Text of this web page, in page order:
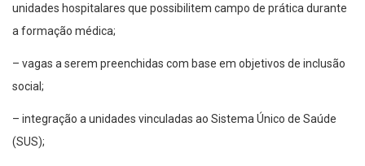
unidades hospitalares que possibilitem campo de prática durante
a formação médica;
– vagas a serem preenchidas com base em objetivos de inclusão
social;
– integração a unidades vinculadas ao Sistema Único de Saúde
(SUS);